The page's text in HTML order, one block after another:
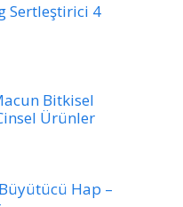
Sertleştirici 4
Bitkisel
Ürünler
Hap –